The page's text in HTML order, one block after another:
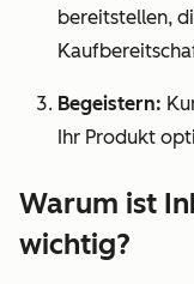
bereitstellen,
Begeistern:
Ihr Produkt
Warum ist
wichtig?